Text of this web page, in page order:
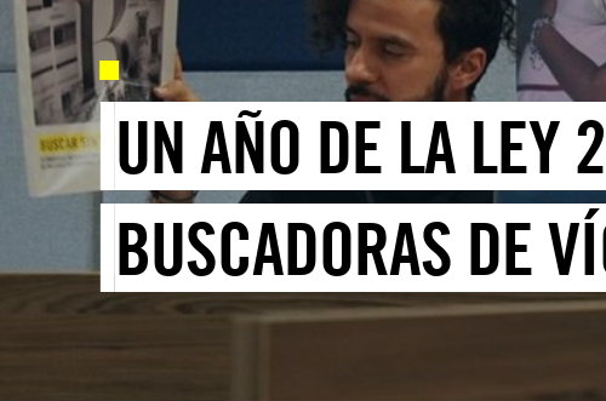
UN AÑO DE LA LEY
BUSCADORAS DE